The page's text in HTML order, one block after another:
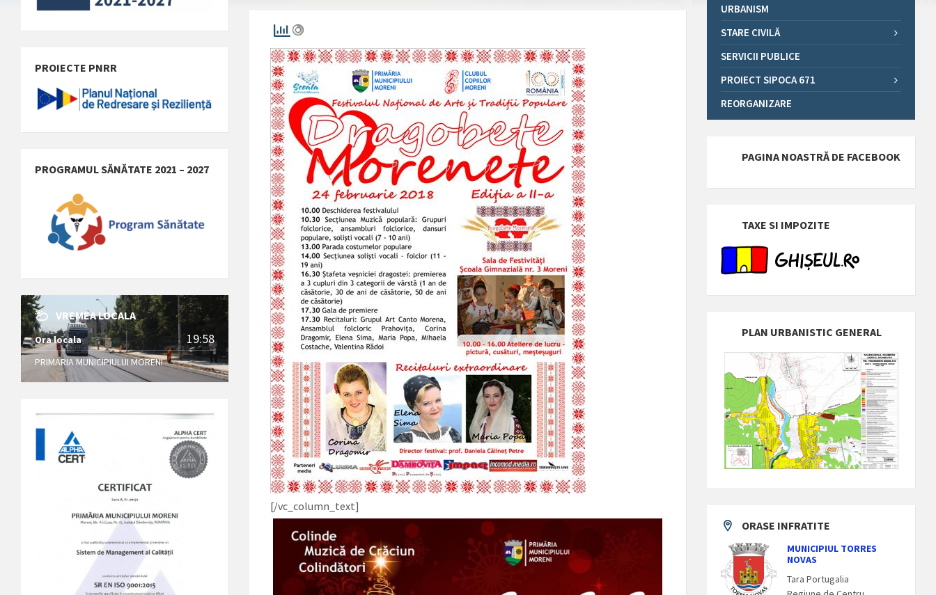
[/vc_column_text]
PROIECTE PNRR
PROGRAMUL SĂNĂTATE 2021 – 2027
VREMEA LOCALA
Ora locala 19:58
PRIMARIA MUNICIPIULUI MORENI
URBANISM
STARE CIVILĂ
SERVICII PUBLICE
PROIECT SIPOCA 671
REORGANIZARE
PAGINA NOASTRĂ DE FACEBOOK
TAXE SI IMPOZITE
PLAN URBANISTIC GENERAL
ORASE INFRATITE
MUNICIPIUL TORRES
NOVAS
Tara Portugalia